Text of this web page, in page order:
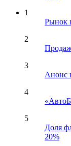
1
Рынок
2
3
Анонс
4
5
Доля
20%